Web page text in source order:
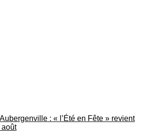
: « l’Été en Fête » revient
août